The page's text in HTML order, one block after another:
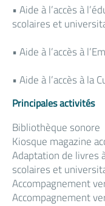
• Aide à l’accès à
scolaires et
• Aide à l’accès à
• Aide à l’accès à la
Principales activités
Bibliothèque sonore
Kiosque magazine
Adaptation de livres
scolaires et
Accompagnement
Accompagnement